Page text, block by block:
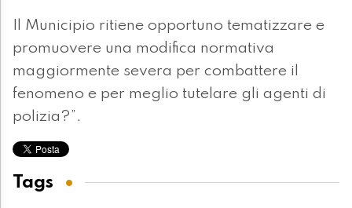
Il Municipio ritiene opportuno tematizzare e
promuovere una modifica normativa
maggiormente severa per combattere il
fenomeno e per meglio tutelare gli agenti di
polizia?”.
Tags